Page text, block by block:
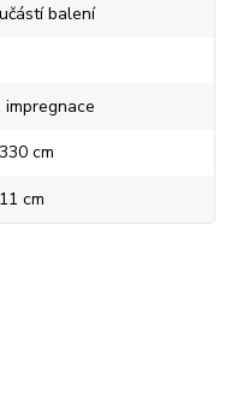
balení
impregnace
cm
cm